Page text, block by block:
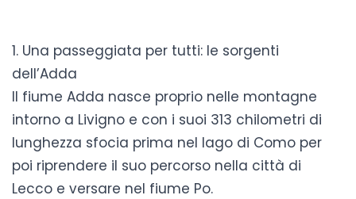
1. Una passeggiata per tutti: le sorgenti
dell’Adda
Il fiume Adda nasce proprio nelle montagne
intorno a Livigno e con i suoi 313 chilometri di
lunghezza sfocia prima nel lago di Como per
poi riprendere il suo percorso nella città di
Lecco e versare nel fiume Po.